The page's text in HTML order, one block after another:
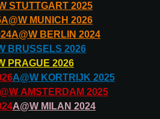
STUTTGART 2025
A@W MUNICH 2026
A@W BERLIN 2024
BRUSSELS 2026
PRAGUE 2026
A@W KORTRIJK 2025
AMSTERDAM 2025
A@W MILAN 2024